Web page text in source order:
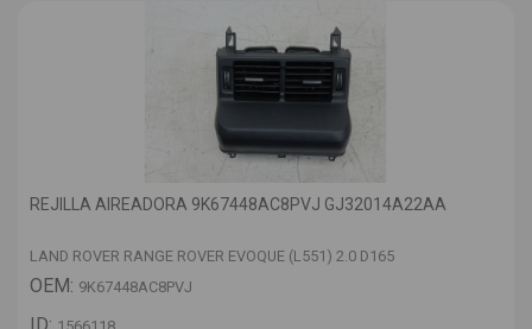
REJILLA AIREADORA 9K67448AC8PVJ GJ32014A22AA
LAND ROVER RANGE ROVER EVOQUE (L551) 2.0 D165
OEM: 9K67448AC8PVJ